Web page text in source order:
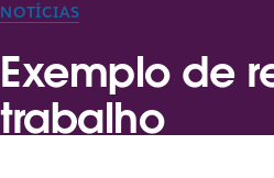
NOTÍCIAS
Exemplo de
trabalho